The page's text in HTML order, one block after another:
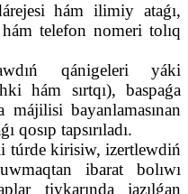
hám ilimiy ataǵı,
telefon nomeri tolıq
qánigeleri yáki
hám sırtqı), baspaǵa
májilisi bayanlamasınan
qosıp tapsırıladı.
túrde kirisiw, izertlewdiń
ibarat bolıwı
tiykarında jazılǵan